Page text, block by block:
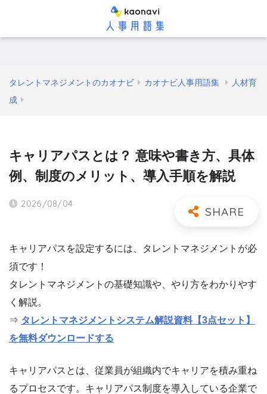
タレントマネジメントのカオナビ カオナビ人事用語集
人材育
成
キャリアパスとは？ 意味や書き方、具体
例、制度のメリット、導入手順を解説
2026/08/04
キャリアパスを設定するには、タレントマネジメントが必
須です！
タレントマネジメントの基礎知識や、やり方をわかりやす
く解説。
⇒ タレントマネジメントシステム解説資料【3点セット】
を無料ダウンロードする
キャリアパスとは、従業員が組織内でキャリアを積み重ね
るプロセスです。キャリアパス制度を導入している企業で